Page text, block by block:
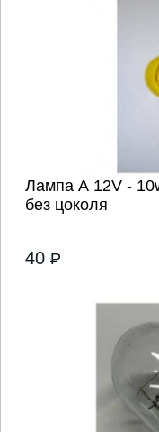
Лампа А 12V -
без цоколя
40 P